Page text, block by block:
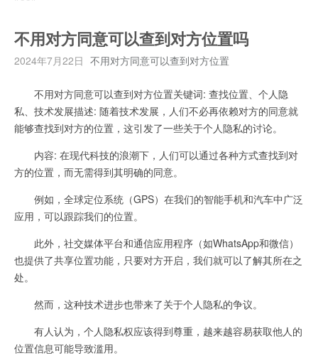
不用对方同意可以查到对方位置吗
2024年7月22日 不用对方同意可以查到对方位置
不用对方同意可以查到对方位置关键词: 查找位置、个人隐
私、技术发展描述: 随着技术发展，人们不必再依赖对方的同意就
能够查找到对方的位置，这引发了一些关于个人隐私的讨论。
内容: 在现代科技的浪潮下，人们可以通过各种方式查找到对
方的位置，而无需得到其明确的同意。
例如，全球定位系统（GPS）在我们的智能手机和汽车中广泛
应用，可以跟踪我们的位置。
此外，社交媒体平台和通信应用程序（如WhatsApp和微信）
也提供了共享位置功能，只要对方开启，我们就可以了解其所在之
处。
然而，这种技术进步也带来了关于个人隐私的争议。
有人认为，个人隐私权应该得到尊重，越来越容易获取他人的
位置信息可能导致滥用。